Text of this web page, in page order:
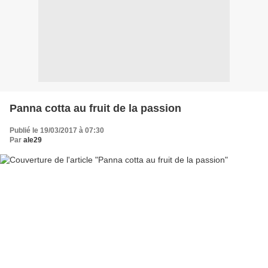
Panna cotta au fruit de la passion
Publié le 19/03/2017 à 07:30
Par ale29